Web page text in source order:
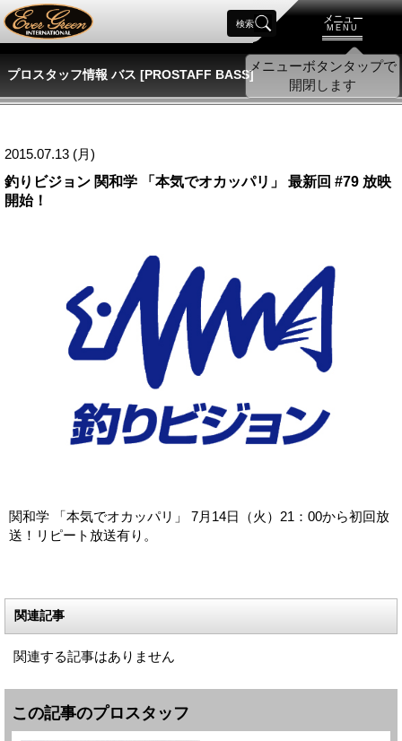
メニュー
MENU
検索
プロスタッフ情報 バス [PROSTAFF BASS]
2015.07.13 (月)
釣りビジョン 関和学 「本気でオカッパリ」 最新回 #79 放映
開始！
関和学 「本気でオカッパリ」 7月14日（火）21：00から初回放
送！リピート放送有り。
関連記事
関連する記事はありません
この記事のプロスタッフ